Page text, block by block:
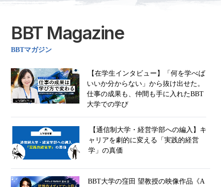
BBT Magazine
BBTマガジン
【在学生インタビュー】「何を学べば
いいか分からない」から抜け出せた。
仕事の成果も、仲間も手に入れたBBT
大学での学び
【通信制大学・経営学部への編入】キ
ャリアを劇的に変える「実践的経営
学」の真価
BBT大学の窪田 望教授の映像作品《A